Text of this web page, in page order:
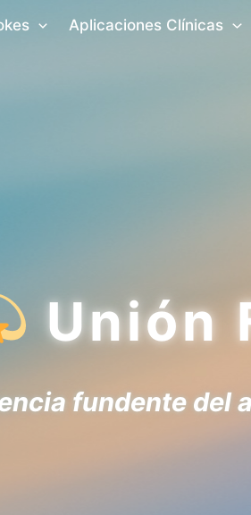
Aplicaciones Clínicas
Unión
fundente del